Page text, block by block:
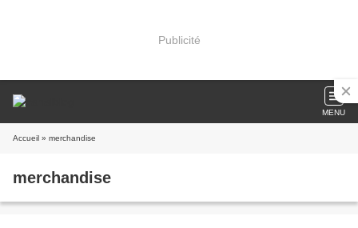
Publicité
MENU
Accueil » merchandise
merchandise